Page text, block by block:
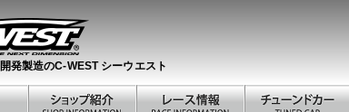
発製造のC-WEST シーウエスト